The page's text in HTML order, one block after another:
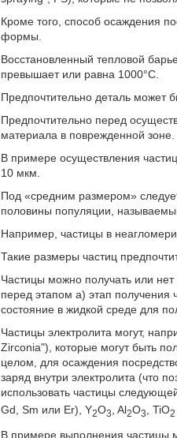
Кроме того, способ осаждения
формы.
Восстановленный тепловой
превышает или равна 1000°C.
Предпочтительно деталь может
Предпочтительно перед
материала в поврежденной зоне.
В примере осуществления
10 мкм.
Под «средним размером»
половины популяции,
Например, частицы в
Такие размеры частиц
Частицы можно получать или
перед этапом a) этап получения
состояние в жидкой среде для
Частицы электролита могут,
Zirconia"), которые могут быть
целом, для осаждения
заряд внутри электролита (что
использовать частицы
Gd, Sm или Er), Y2O3 , Al2O3 , TiO2
В примере выполнения частицы